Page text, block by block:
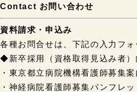
Contact お問い合わせ
資料請求・申込み
各種お問合せは、下記の入力フ
◆新卒採用（資格取得見込み者）
・東京都立病院機構看護師募集案
・神経病院看護師募集パンフレッ